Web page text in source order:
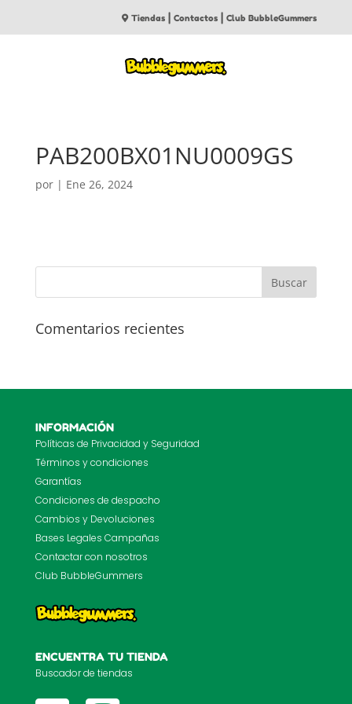
Tiendas |Contactos |Club BubbleGummers
PAB200BX01NU0009GS
por | Ene 26, 2024
Comentarios recientes
INFORMACIÓN
Políticas de Privacidad y Seguridad
Términos y condiciones
Garantías
Condiciones de despacho
Cambios y Devoluciones
Bases Legales Campañas
Contactar con nosotros
Club BubbleGummers
ENCUENTRA TU TIENDA
Buscador de tiendas